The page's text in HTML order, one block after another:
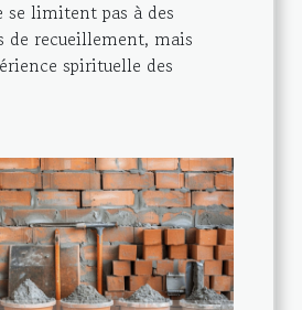
se limitent pas à des
de recueillement, mais
spirituelle des